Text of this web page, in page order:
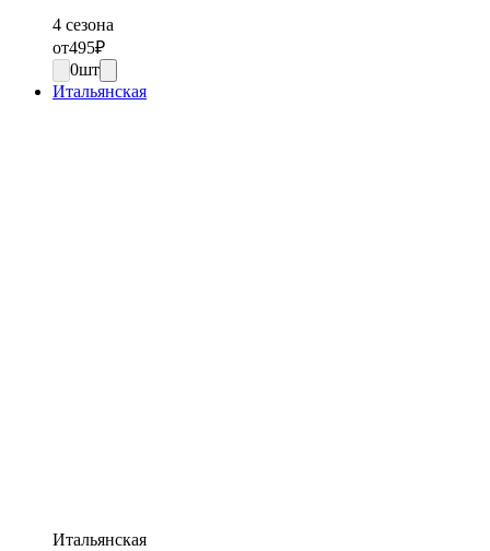
4 сезона
от495₽
0шт
Итальянская
Итальянская